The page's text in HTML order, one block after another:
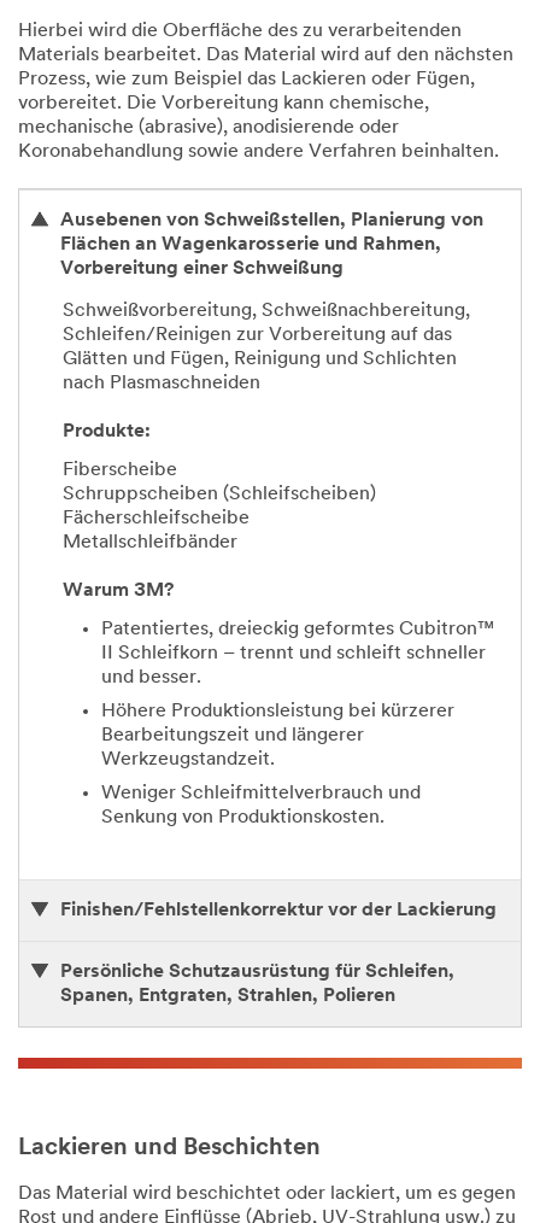
Hierbei wird die Oberfläche des zu verarbeitenden
Materials bearbeitet. Das Material wird auf den nächsten
Prozess, wie zum Beispiel das Lackieren oder Fügen,
vorbereitet. Die Vorbereitung kann chemische,
mechanische (abrasive), anodisierende oder
Koronabehandlung sowie andere Verfahren beinhalten.
Ausebenen von Schweißstellen, Planierung von
Flächen an Wagenkarosserie und Rahmen,
Vorbereitung einer Schweißung
Schweißvorbereitung, Schweißnachbereitung,
Schleifen/Reinigen zur Vorbereitung auf das
Glätten und Fügen, Reinigung und Schlichten
nach Plasmaschneiden
Produkte:
Fiberscheibe
Schruppscheiben (Schleifscheiben)
Fächerschleifscheibe
Metallschleifbänder
Warum 3M?
Patentiertes, dreieckig geformtes Cubitron™
II Schleifkorn – trennt und schleift schneller
und besser.
Höhere Produktionsleistung bei kürzerer
Bearbeitungszeit und längerer
Werkzeugstandzeit.
Weniger Schleifmittelverbrauch und
Senkung von Produktionskosten.
Finishen/Fehlstellenkorrektur vor der Lackierung
Persönliche Schutzausrüstung für Schleifen,
Spanen, Entgraten, Strahlen, Polieren
Lackieren und Beschichten
Das Material wird beschichtet oder lackiert, um es gegen
Rost und andere Einflüsse (Abrieb, UV-Strahlung usw.) zu